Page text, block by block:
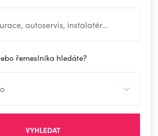
řemeslníka hledáte?
VYHLEDAT